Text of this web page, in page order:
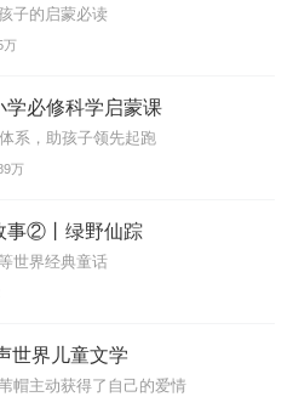
子的启蒙必读
万
学必修科学启蒙课
系，助孩子领先起跑
万
事②丨绿野仙踪
世界经典童话
世界儿童文学
帽主动获得了自己的爱情